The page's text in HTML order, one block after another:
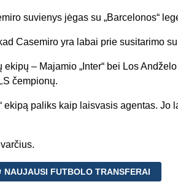
suvienys jėgas su „Barcelonos“
Casemiro yra labai prie susitarimo su
– Majamio „Inter“ bei Los
čempionų.
ekipą paliks kaip laisvasis agentas. Jo
NAUJAUSI FUTBOLO TRANSFERAI